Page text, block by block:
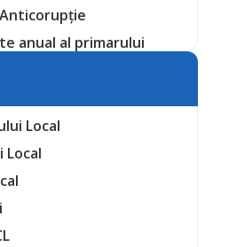
anual al primarului
Local